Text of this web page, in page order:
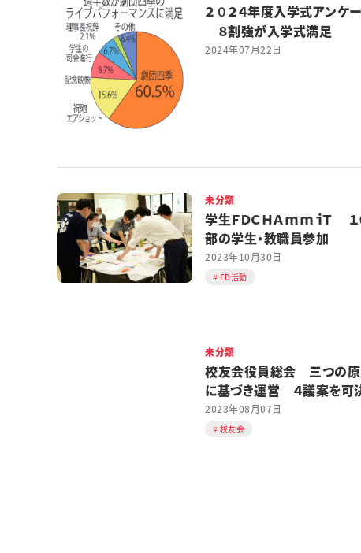
２０２４年度入学式アンケ
８割強が入学式満足
2024年07月22日
未分類
学生ＦＤＣＨＡｍｍｉＴ １
部の学生・教職員参加
2023年10月30日
FD活動
未分類
校友会役員総会 三つの
に基づき運営 ４議案を可
る
2023年08月07日
校友会